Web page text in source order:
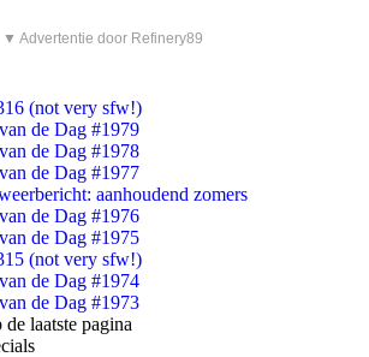
▼ Advertentie door Refinery89
(not very sfw!)
de Dag #1979
de Dag #1978
de Dag #1977
aanhoudend zomers
de Dag #1976
de Dag #1975
(not very sfw!)
de Dag #1974
de Dag #1973
laatste pagina